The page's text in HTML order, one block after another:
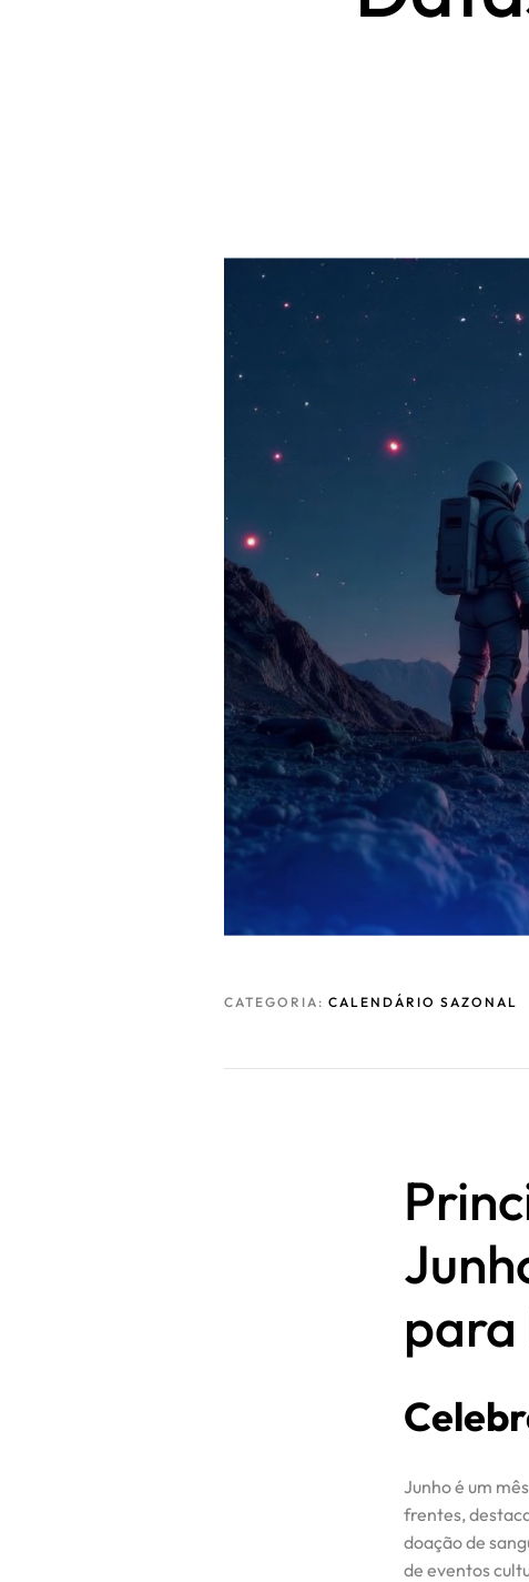
CATEGORIA: CALENDÁRIO SAZONAL
para
Junho é um
frentes,
doação de
de eventos